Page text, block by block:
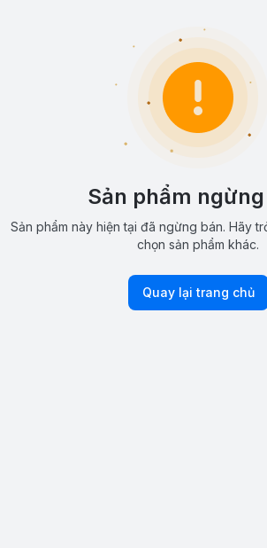
Sản phẩm
Sản phẩm này hiện tại đã ngừng bán. Hãy
chọn sản phẩm khác.
Quay lại trang chủ